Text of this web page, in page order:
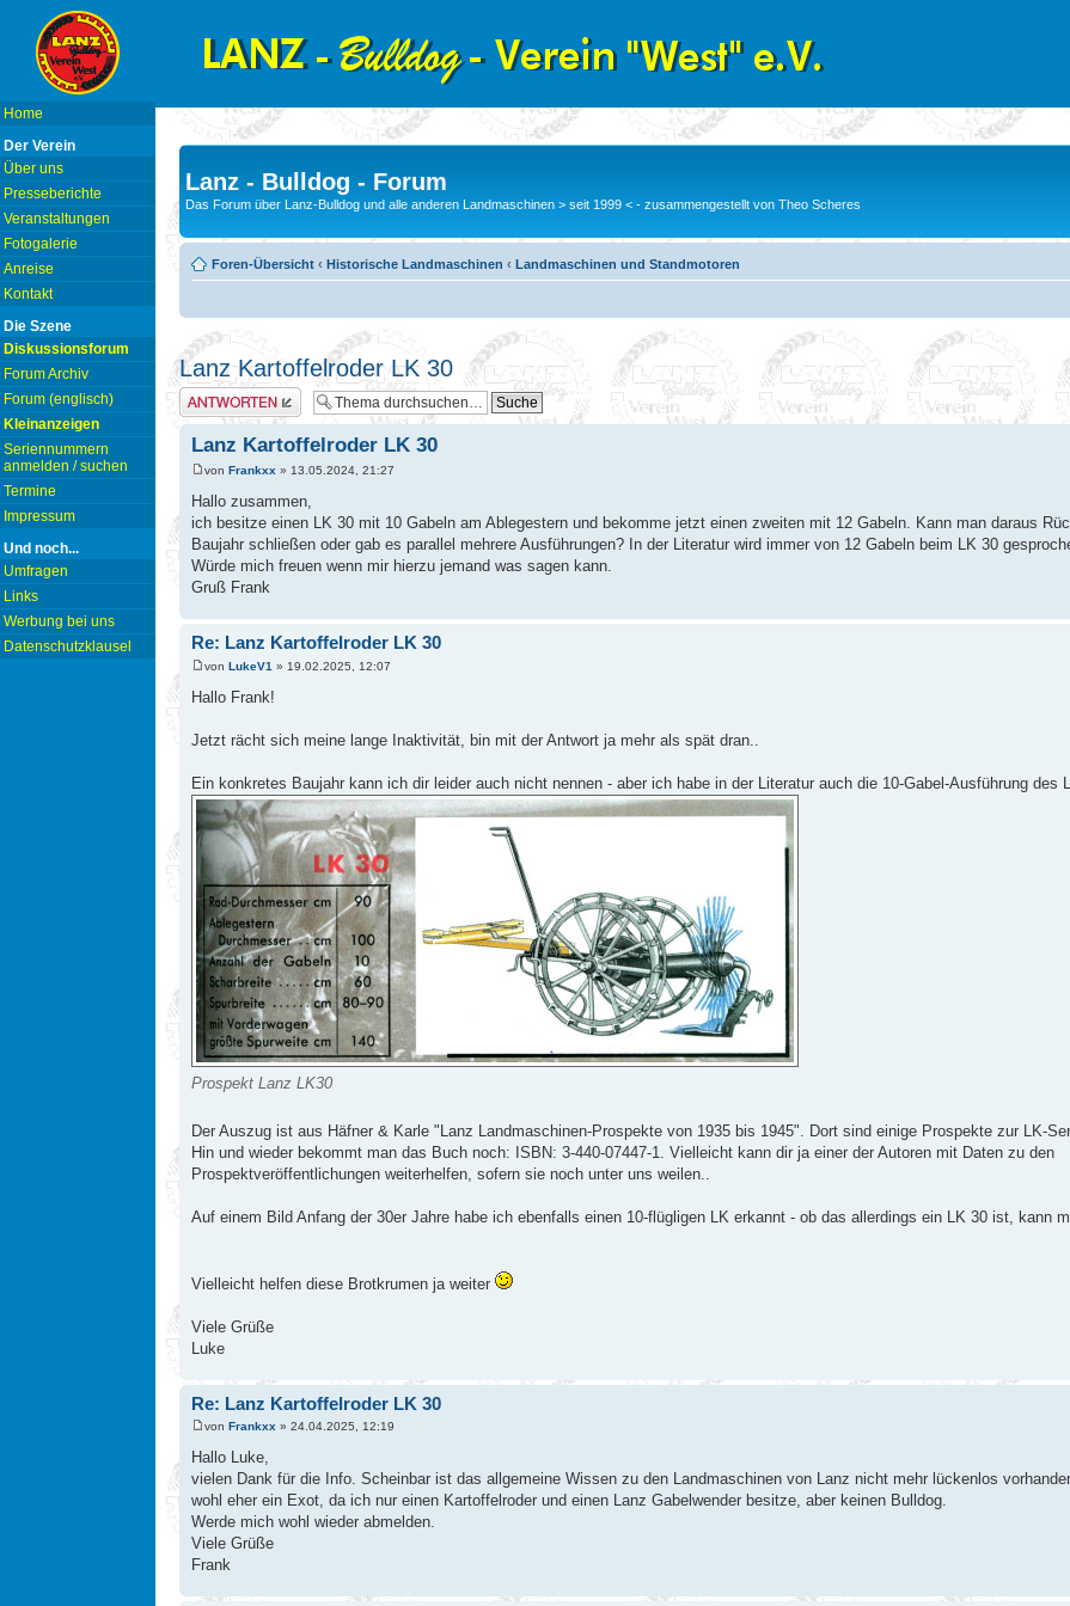
Home
Der Verein
Über uns
Presseberichte
Veranstaltungen
Fotogalerie
Anreise
Kontakt
Die Szene
Diskussionsforum
Forum Archiv
Forum (englisch)
Kleinanzeigen
Seriennummern
anmelden / suchen
Termine
Impressum
Und noch...
Umfragen
Links
Werbung bei uns
Datenschutzklausel
Lanz - Bulldog - Forum
Das Forum über Lanz-Bulldog und alle anderen Landmaschinen > seit 1999 < - zusammengestellt von Theo Scheres
Foren-Übersicht ‹ Historische Landmaschinen ‹ Landmaschinen und Standmotoren
Lanz Kartoffelroder LK 30
Antwort erstellen
Lanz Kartoffelroder LK 30
von Frankxx » 13.05.2024, 21:27
Hallo zusammen,
ich besitze einen LK 30 mit 10 Gabeln am Ablegestern und bekomme jetzt einen zweiten mit 12 Gabeln. Kann man daraus
Baujahr schließen oder gab es parallel mehrere Ausführungen? In der Literatur wird immer von 12 Gabeln beim LK 30
Würde mich freuen wenn mir hierzu jemand was sagen kann.
Gruß Frank
Re: Lanz Kartoffelroder LK 30
von LukeV1 » 19.02.2025, 12:07
Hallo Frank!
Jetzt rächt sich meine lange Inaktivität, bin mit der Antwort ja mehr als spät dran..
Ein konkretes Baujahr kann ich dir leider auch nicht nennen - aber ich habe in der Literatur auch die 10-Gabel-Ausführung des
Prospekt Lanz LK30
Der Auszug ist aus Häfner & Karle "Lanz Landmaschinen-Prospekte von 1935 bis 1945". Dort sind einige Prospekte zur LK-
Hin und wieder bekommt man das Buch noch: ISBN: 3-440-07447-1. Vielleicht kann dir ja einer der Autoren mit Daten zu den
Prospektveröffentlichungen weiterhelfen, sofern sie noch unter uns weilen..
Auf einem Bild Anfang der 30er Jahre habe ich ebenfalls einen 10-flügligen LK erkannt - ob das allerdings ein LK 30 ist, kann
Vielleicht helfen diese Brotkrumen ja weiter
Viele Grüße
Luke
Re: Lanz Kartoffelroder LK 30
von Frankxx » 24.04.2025, 12:19
Hallo Luke,
vielen Dank für die Info. Scheinbar ist das allgemeine Wissen zu den Landmaschinen von Lanz nicht mehr lückenlos
wohl eher ein Exot, da ich nur einen Kartoffelroder und einen Lanz Gabelwender besitze, aber keinen Bulldog.
Werde mich wohl wieder abmelden.
Viele Grüße
Frank